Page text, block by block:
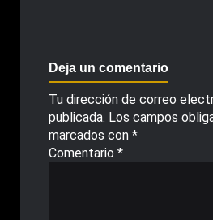
Deja un comentario
Tu dirección de correo
publicada. Los campos
marcados con *
Comentario *